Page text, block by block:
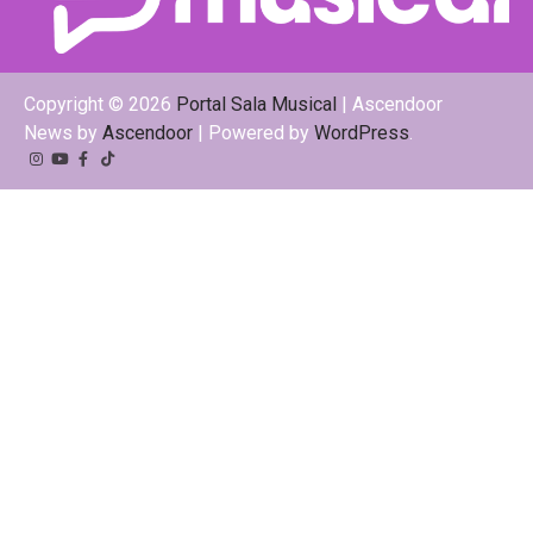
Copyright © 2026 Portal Sala Musical | Ascendoor
News by Ascendoor | Powered by WordPress.
Instagram
YouTube
Facebook
Tiktok